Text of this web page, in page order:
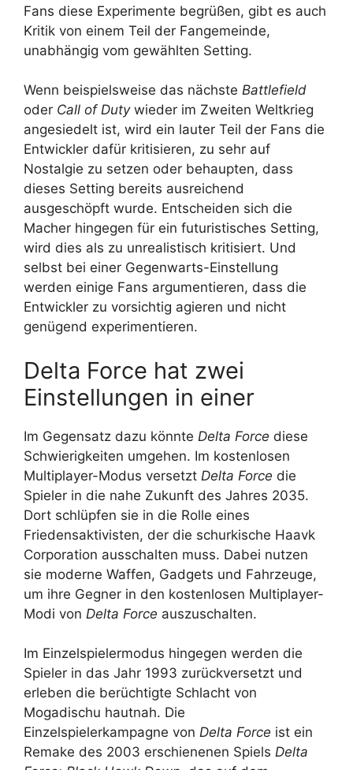
Fans diese Experimente begrüßen, gibt es auch
Kritik von einem Teil der Fangemeinde,
unabhängig vom gewählten Setting.
Wenn beispielsweise das nächste Battlefield
oder Call of Dutywieder im Zweiten Weltkrieg
angesiedelt ist, wird ein lauter Teil der Fans die
Entwickler dafür kritisieren, zu sehr auf
Nostalgie zu setzen oder behaupten, dass
dieses Setting bereits ausreichend
ausgeschöpft wurde. Entscheiden sich die
Macher hingegen für ein futuristisches Setting,
wird dies als zu unrealistisch kritisiert. Und
selbst bei einer Gegenwarts-Einstellung
werden einige Fans argumentieren, dass die
Entwickler zu vorsichtig agieren und nicht
genügend experimentieren.
Delta Force hat zwei
Einstellungen in einer
Im Gegensatz dazu könnte Delta Force diese
Schwierigkeiten umgehen. Im kostenlosen
Multiplayer-Modus versetzt Delta Force die
Spieler in die nahe Zukunft des Jahres 2035.
Dort schlüpfen sie in die Rolle eines
Friedensaktivisten, der die schurkische Haavk
Corporation ausschalten muss. Dabei nutzen
sie moderne Waffen, Gadgets und Fahrzeuge,
um ihre Gegner in den kostenlosen Multiplayer-
Modi von Delta Force auszuschalten.
Im Einzelspielermodus hingegen werden die
Spieler in das Jahr 1993 zurückversetzt und
erleben die berüchtigte Schlacht von
Mogadischu hautnah. Die
Einzelspielerkampagne von Delta Force ist ein
Remake des 2003 erschienenen Spiels Delta